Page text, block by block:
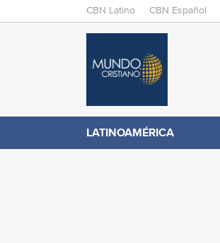
M
N
E
CBN Latino CBN Español
C
B
N
.
LATINOAMÉRICA